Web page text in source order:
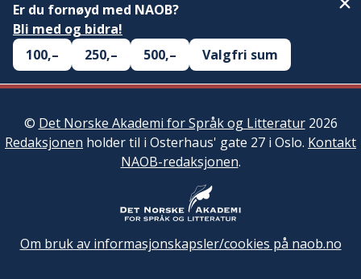
Er du fornøyd med NAOB?
Bli med og bidra!
100,–
250,– 500,– Valgfri sum
© Det Norske Akademi for Språk og Litteratur2026
Redaksjonen holder til i Osterhaus' gate 27 i Oslo. Kontakt
NAOB-redaksjonen.
Om bruk av informasjonskapsler/cookies på naob.no